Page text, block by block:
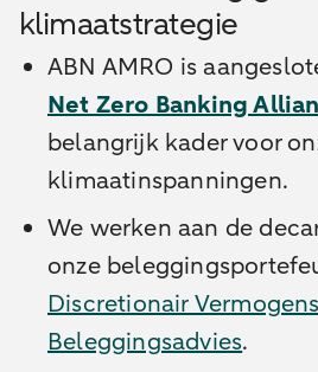
klimaatstrategie
ABN AMRO is
Net Zero Banking
belangrijk kader voor
klimaatinspanningen.
We werken aan de
onze
Discretionair
Beleggingsadvies.